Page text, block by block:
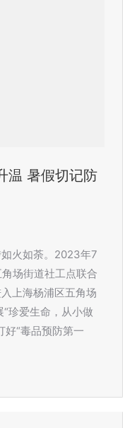
温 暑假切记防
火如荼。2023年7
场街道社工点联合
上海杨浦区五角场
珍爱生命，从小做
好“毒品预防第一